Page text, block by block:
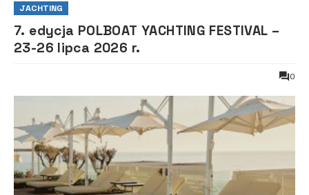
JACHTING
7. edycja POLBOAT YACHTING FESTIVAL –
23-26 lipca 2026 r.
0